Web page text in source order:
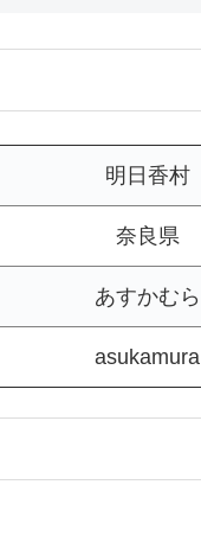
明日香村
奈良県
あすかむら
asukamura